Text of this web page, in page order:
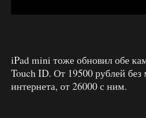
iPad mini тоже обновил обе
Touch ID. От 19500 рублей без
интернета, от 26000 с ним.